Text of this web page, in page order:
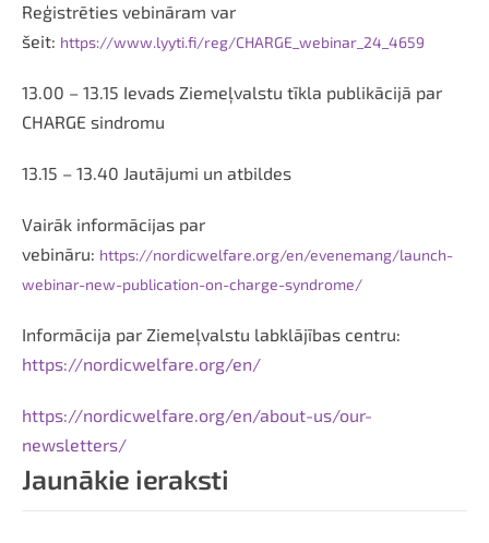
Jaunākie ieraksti
Reģistrēties vebināram var
šeit: https://www.lyyti.fi/reg/CHARGE_webinar_24_4659
13.00 – 13.15 Ievads Ziemeļvalstu tīkla publikācijā par
CHARGE sindromu
13.15 – 13.40 Jautājumi un atbildes
Vairāk informācijas par
vebināru: https://nordicwelfare.org/en/evenemang/launch-
webinar-new-publication-on-charge-syndrome/
Informācija par Ziemeļvalstu labklājības centru:
https://nordicwelfare.org/en/
https://nordicwelfare.org/en/about-us/our-
newsletters/